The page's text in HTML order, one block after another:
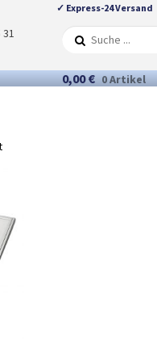
✓ Express-24 Versand
31
0,00 € 0 Artikel